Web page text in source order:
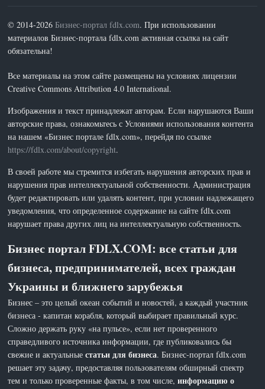
© 2014-2026 Бизнес-портал fdlx.com. При использовании
материалов Бизнес-портала fdlx.com активная ссылка на сайт
обязательна!
Все материалы на этом сайте размещены на условиях лицензии
Creative Commons Attribution 4.0 International.
Изображения и текст принадлежат авторам. Если нарушаются Ваши
авторские права, ознакомьтесь с Условиями использования контента
на нашем «Бизнес портале fdlx.com», перейдя по ссылке
https://fdlx.com/about/copyright.
В своей работе мы стремится избегать нарушения авторских прав и
нарушения прав интеллектуальной собственности. Администрация
будет редактировать или удалять контент, при условии надлежащего
уведомления, что определенное содержание на сайте fdlx.com
нарушает права других лиц на интеллектуальную собственность.
Бизнес портал FDLX.COM: все статьи для
бизнеса, предпринимателей, всех граждан
Украины и ближнего зарубежья
Бизнес – это целый океан событий и новостей, а каждый участник
бизнеса - капитан корабля, который выбирает правильный курс.
Сложно держать руку «на пульсе», если нет проверенного
справедливого источника информации, где публиковались бы
свежие и актуальныестатьи для бизнеса. Бизнес-портал fdlx.com
решает эту задачу, предоставляя пользователям обширный спектр
тем и только проверенные факты, в том числе,информацию о